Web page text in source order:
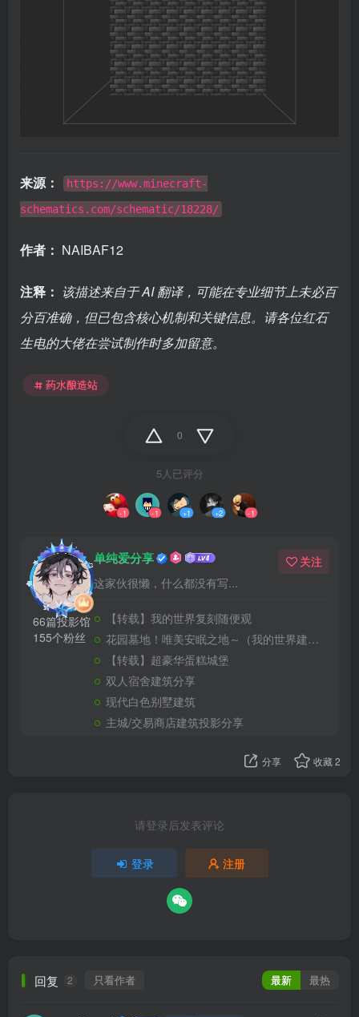
来源：
https://www.minecraft-
schematics.com/schematic/18228/
作者： NAIBAF12
注释： 该描述来自于 AI 翻译，可能在专业细节上未必百
分百准确，但已包含核心机制和关键信息。请各位红石
生电的大佬在尝试制作时多加留意。
药水酿造站
0
5人已评分
-1 -1 +1 +2 -1
66篇投影馆
155个粉丝
单纯爱分享
这家伙很懒，什么都没有写...
关注
【转载】我的世界复刻随便观
花园墓地！唯美安眠之地～（我的世界建筑教程）
【转载】超豪华蛋糕城堡
双人宿舍建筑分享
现代白色别墅建筑
主城/交易商店建筑投影分享
分享 收藏2
请登录后发表评论
登录 注册
回复 2 只看作者 最新 最热